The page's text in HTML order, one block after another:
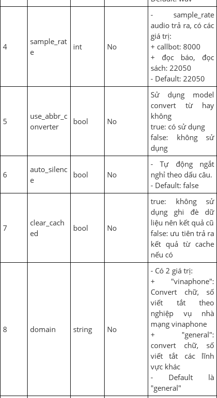
4
sample_rat
e
int No
- sample_rate
audio trả ra, có các
giá trị:
+ callbot: 8000
+ đọc báo, đọc
sách: 22050
- Default: 22050
5
use_abbr_c
onverter
bool No
Sử dụng model
convert từ hay
không
true: có sử dụng
false: không sử
dụng
6
auto_silenc
e
bool No
- Tự động ngắt
nghỉ theo dấu câu.
- Default: false
7
clear_cach
ed
bool No
true: không sử
dụng ghi đè dữ
liệu nên kết quả cũ
false: ưu tiên trả ra
kết quả từ cache
nếu có
8 domain string No
- Có 2 giá trị:
+ "vinaphone":
Convert chữ, số
viết tắt theo
nghiệp vụ nhà
mạng vinaphone
+ "general":
convert chữ, số
viết tắt các lĩnh
vực khác
- Default là
"general"